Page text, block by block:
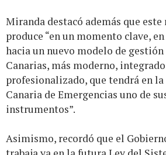
Miranda destacó además que este
produce “en un momento clave,
hacia un nuevo modelo de
Canarias, más moderno,
profesionalizado, que tendrá en
Canaria de Emergencias uno de
instrumentos”.
Asimismo, recordó que el